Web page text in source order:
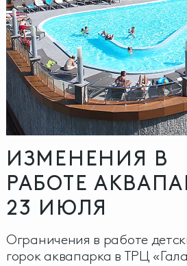
ИЗМЕНЕНИЯ В
РАБОТЕ
23 ИЮЛЯ
Ограничения в работе
горок аквапарка в ТРЦ